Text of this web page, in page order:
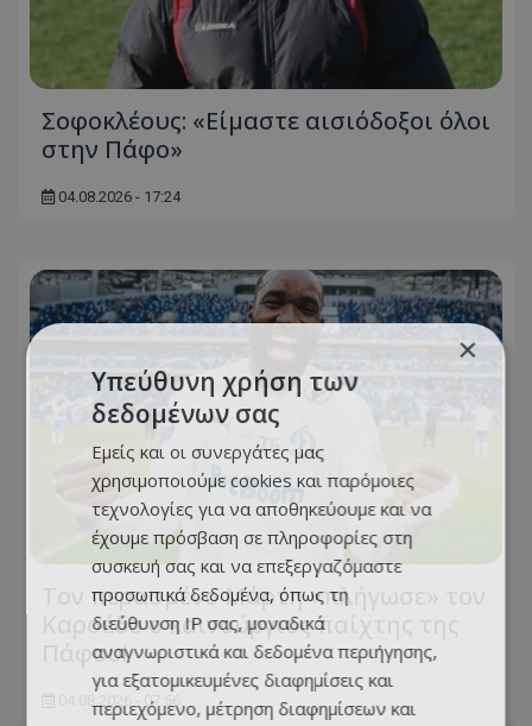
Σοφοκλέους: «Είμαστε αισιόδοξοι όλοι
στην Πάφο»
04.08.2026 - 17:24
Τον περασμένο Μάρτη «πλήγωσε» τον
Καρσέδο ο καινούργιος παίχτης της
Πάφου!
04.08.2026 - 07:56
×
Υπεύθυνη χρήση των
δεδομένων σας
Εμείς και οι συνεργάτες μας
χρησιμοποιούμε cookies και παρόμοιες
τεχνολογίες για να αποθηκεύουμε και να
έχουμε πρόσβαση σε πληροφορίες στη
συσκευή σας και να επεξεργαζόμαστε
προσωπικά δεδομένα, όπως τη
διεύθυνση IP σας, μοναδικά
αναγνωριστικά και δεδομένα περιήγησης,
για εξατομικευμένες διαφημίσεις και
περιεχόμενο, μέτρηση διαφημίσεων και